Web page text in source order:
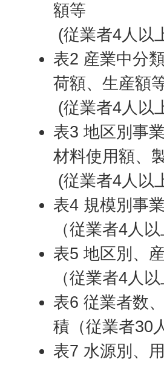
額等
(従業者4人以
表2 産業中分
荷額、生産額
(従業者4人以
表3 地区別事
材料使用額、
(従業者4人以
表4 規模別事
（従業者4人
表5 地区別、
（従業者4人
表6 従業者数
積（従業者30
表7 水源別、